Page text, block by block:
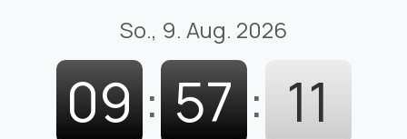
So., 9. Aug. 2026
09 : 57 : 12